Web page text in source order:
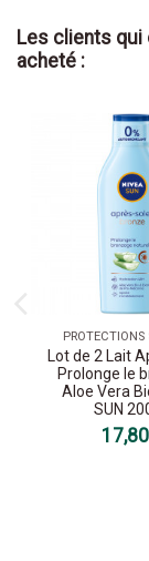
Les clients qui
acheté :
PROTECTIONS
Lot de 2 Lait
Prolonge le
Aloe Vera
SUN